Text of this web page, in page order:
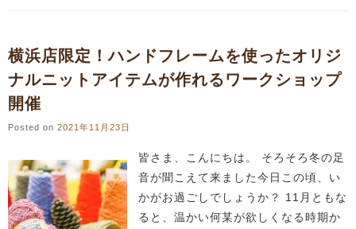
横浜店限定！ハンドフレームを使ったオリジ
ナルニットアイテムが作れるワークショップ
開催
Posted on 2021年11月23日
皆さま、こんにちは。 そろそろ冬の足
音が聞こえて来ました今日この頃、い
かがお過ごしでしょうか？ 11月ともな
ると、温かい何某が欲しくなる時期か